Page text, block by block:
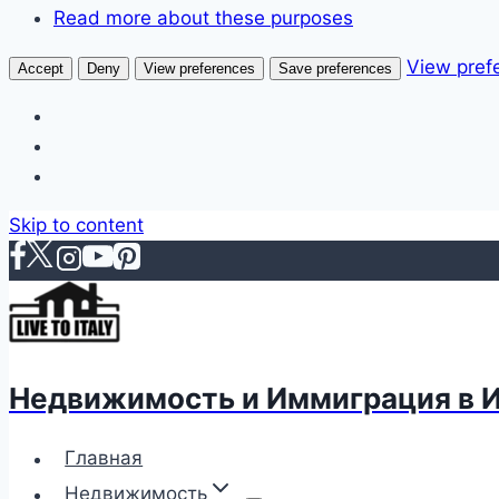
Read more about these purposes
Accept Deny View preferences Save preferences View
Skip to content
Недвижимость и Иммиграция в
Главная
Недвижимость